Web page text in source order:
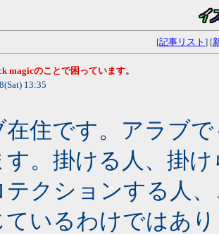
[記事リスト ] [
magicのことで困っています。
13:35
在住です。アラブ
す。掛ける人、掛
テクションする人
ているわけではあ